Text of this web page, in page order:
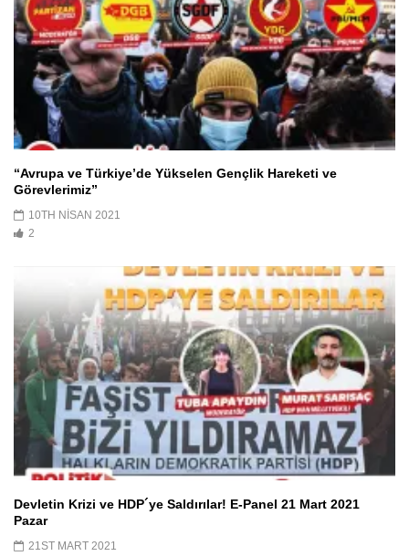
“Avrupa ve Türkiye’de Yükselen Gençlik Hareketi ve
Görevlerimiz”
10TH NISAN 2021
2
Devletin Krizi ve HDP´ye Saldırılar! E-Panel 21 Mart 2021
Pazar
21ST MART 2021